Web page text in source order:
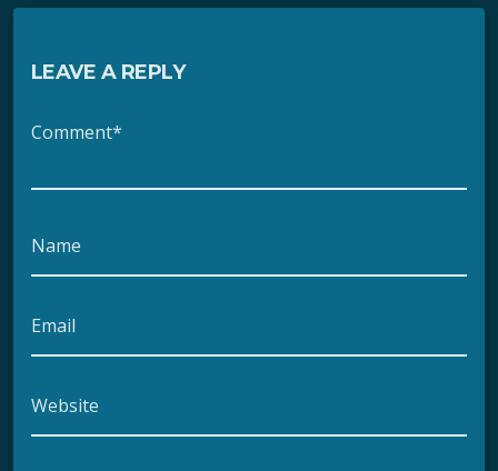
LEAVE A REPLY
Comment*
Name
Email
Website